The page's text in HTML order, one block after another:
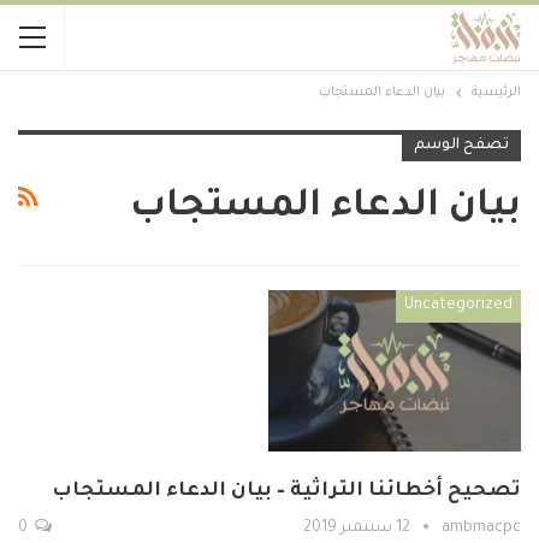
الرئيسية بيان الدعاء المستجاب
تصفح الوسم
بيان الدعاء المستجاب
Uncategorized
تصحيح أخطائنا التراثية – بيان الدعاء المستجاب
ambmacpc 12 سبتمبر 2019